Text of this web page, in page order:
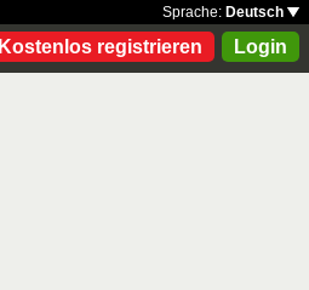
Sprache: Deutsch
Kostenlos registrieren Login